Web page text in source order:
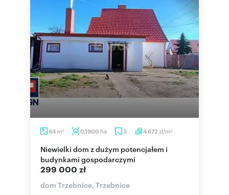
64 m2 0,1900 ha 3 4 672 zł/m2
Niewielki dom z dużym potencjałem i
budynkami gospodarczymi
299 000 zł
dom Trzebnice, Trzebnice